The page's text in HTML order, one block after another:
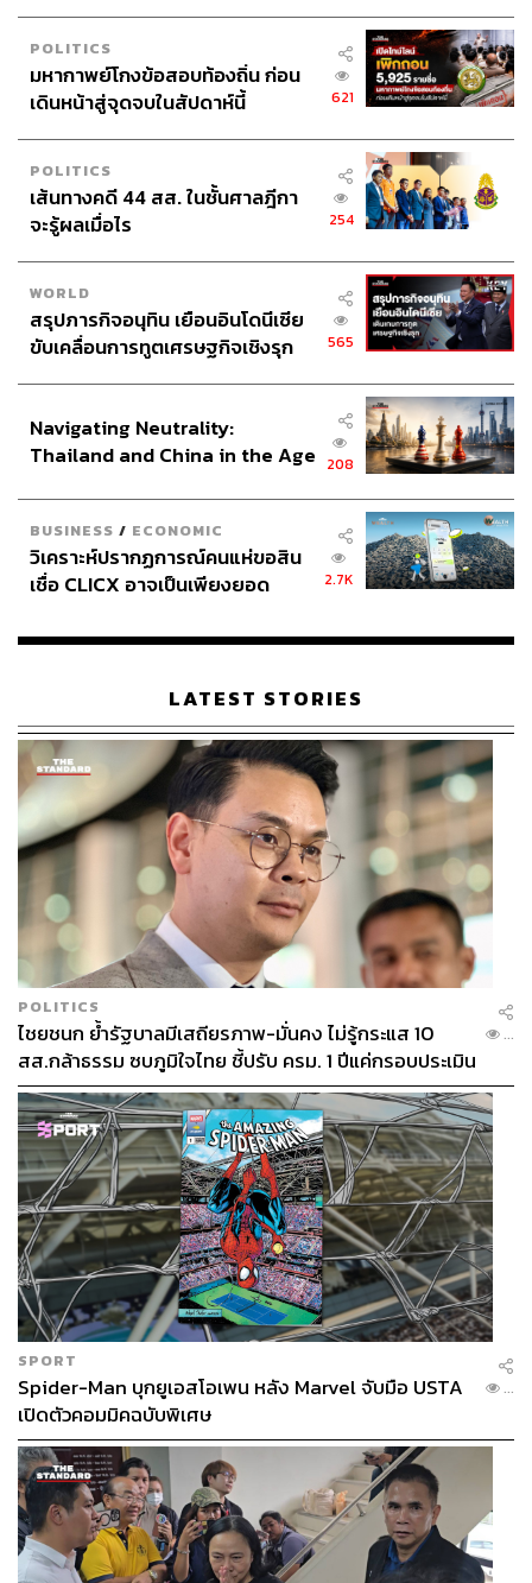
อย่างเช่น การตั้งบริษัทลูกเพื่อผลิตยารักษาโรคให้กับโรง
พยาบาลโดยตรง, แพทย์ต้องสั่งยาหรือสั่งตรวจร่างกายเกิน
ความจำเป็น เพื่อให้โรงพยาบาลมีรายได้เพิ่ม รวมถึงการขาย
วิตามินให้คนไข้ ซึ่งเป็นผลิตภัณฑ์ของฮวาจอง เคมีภัณฑ์
บริษัทในเครือ, การพ่วงแผนประกันชีวิตที่บุคลากรในโรง
พยาบาลจะได้ค่าคอมมิชชัน 30% จากการขาย ซึ่งหนีไม่พ้น
บริษัทประกันภัยในเครือฮวาจองที่เข้ามาดูแลส่วนนี้,​ ความ
พยายามของฮวาจองกรุ๊ปในการไปร่วมลงทุนกับบริษัทสมา
ร์ทโฟนรายใหญ่ของประเทศ เพื่อสร้างแอปพลิเคชันผูกกับ
สมาร์ทโฟน เพื่อใช้ข้อมูลผู้บริโภคในการแจ้งเตือนนัดหมาย
แพทย์ รวมถึงส่งข้อมูลสุขภาพผู้บริโภคไปยังโรงพยาบาล
โดยตรง
ยังไม่จบเท่านี้ เราได้เห็นความจริงที่น่ากลัว อย่างเช่น การ
ผ่าตัดเกินกว่าเหตุ อย่างในกรณีของรองผู้อำนวยการโรง
พยาบาลที่ออกรายการโทรทัศน์ว่า ตัวเองผ่าตัดข้อเข่าเทียม
พักงาน นอกจากนี้ยังมีการนำระบบ Digital Health Care ใช้
เทคโนโลยีเข้ามาจัดการด้านข้อมูลทางการแพทย์ มองในมุม
หนึ่งก็เป็นการอำนวยความสะดวก และช่วยป้องกันความผิด
พยาบาลได้ไปนั้น กลายเป็นข้อมูลที่อาจมีมือที่สามนำไปต่อย
เราได้อะไรจากซีรีส์เรื่องนี้
นอกเหนือจากบทที่ละเอียดและค่อยๆ เผยเรื่องราวให้เราลง
ลึกไปพร้อมกับตัวละคร ต้องยอมรับว่า แคสต์นักแสดงช่วยส่ง
เสริมบทได้มาก โดยเฉพาะทีมนักแสดงที่เคยร่วมงานกับผู้
เขียนบท อีซูยอน ในซีรีส์Strangersมาแล้วอย่าง โจซึงอู, ยู
แจมยอง และอีคยูฮยอง ส่วน อีดงอุก ที่มารับบทนำก็เป็นการ
พลิกบทบาทได้อย่างน่าสนใจ
สิ่งสำคัญที่สุดคือ การที่ซีรีส์โยนคำถามใส่ทั้งตัวละคร รวมถึง
คนดู บุคลากรในโรงพยาบาล ไปจนถึงภาครัฐ ในเรื่องระบบ
ธุรกิจที่เข้ามาครอบงำโรงพยาบาล สถานที่ซึ่งควรปลอดจาก
การแสวงผลกำไร เราจะยอมให้สิ่งเหล่านี้เกิดขึ้น หรือถึงเวลา
ทบทวนอีกครั้งว่าอะไรสำคัญกว่ากัน ชีวิตผู้คน หรือผล
ประโยชน์?
พิสูจน์อักษร:ภาวิกา ขันติศรีสกุล
FYI
POLITICS
มหากาพย์โกงข้อสอบท้องถิ่น ก่อน
เดินหน้าสู่จุดจบในสัปดาห์นี้
621
POLITICS
เส้นทางคดี 44 สส. ในชั้นศาลฎีกา
จะรู้ผลเมื่อไร
254
WORLD
สรุปภารกิจอนุทิน เยือนอินโดนีเซีย
ขับเคลื่อนการทูตเศรษฐกิจเชิงรุก
565
Navigating Neutrality:
Thailand and China in the Age
208
BUSINESS / ECONOMIC
วิเคราะห์ปรากฏการณ์คนแห่ขอสิน
เชื่อ CLICX อาจเป็นเพียงยอด
เรือนไทยที่ถูกซุกไว้
2.7K
LATEST STORIES
POLITICS
ไชยชนก ย้ำรัฐบาลมีเสถียรภาพ-มั่นคง ไม่รู้กระแส 10
สส.กล้าธรรม ซบภูมิใจไทย ชี้ปรับ ครม. 1 ปีแค่กรอบประเมิน
โยนนายกฯ ตัดสินใจ
...
SPORT
Spider-Man บุกยูเอสโอเพน หลัง Marvel จับมือ USTA
เปิดตัวคอมมิคฉบับพิเศษ
...